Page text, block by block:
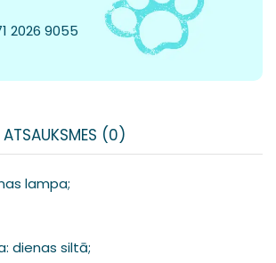
2026 9055
ATSAUKSMES (0)
lampa;
dienas siltā;